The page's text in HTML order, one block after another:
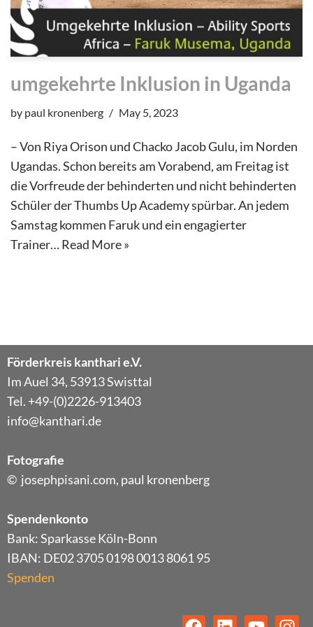
umgekehrte Inklusion in Uganda
by paul kronenberg May 5, 2023
– Von Riya Orison und Chacko Jacob Gulu, im Norden
Ugandas. Schon bereits am Vorabend, am Freitag ist
die Vorfreude der behinderten und nicht behinderten
Schüler der Thumbs Up Academy spürbar. An jedem
Samstag kommen Faruk und ein engagierter
Trainer…Read More »
Förderkreis kanthari e.V.
Im Auel 34, 53913 Swisttal
Tel. +49-(0)2226-913403
info@kanthari.de
Fotografie
© josephpisani.com, paul kronenberg
Spendenkonto
Bank: Sparkasse Köln-Bonn
IBAN: DE02 3705 0198 0013 8061 95
Spenden